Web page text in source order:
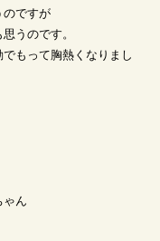
のですが
うのです。
もって胸熱くなりまし
ゃん